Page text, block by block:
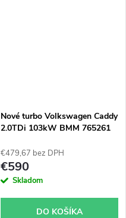
Nové turbo Volkswagen Caddy
2.0TDi 103kW BMM 765261
€479,67 bez DPH
€590
Skladom
DO KOŠÍKA